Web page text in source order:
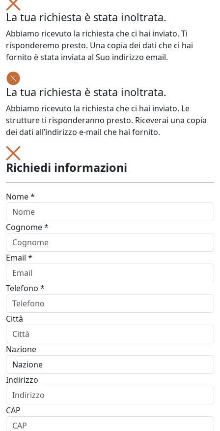
La tua richiesta è stata inoltrata.
Abbiamo ricevuto la richiesta che ci hai inviato. Ti
risponderemo presto. Una copia dei dati che ci hai
fornito è stata inviata al Suo indirizzo email.
La tua richiesta è stata inoltrata.
Abbiamo ricevuto la richiesta che ci hai inviato. Le
strutture ti risponderanno presto. Riceverai una copia
dei dati all’indirizzo e-mail che hai fornito.
Richiedi informazioni
Nome *
Cognome *
Email *
Telefono *
Città
Nazione
Indirizzo
CAP